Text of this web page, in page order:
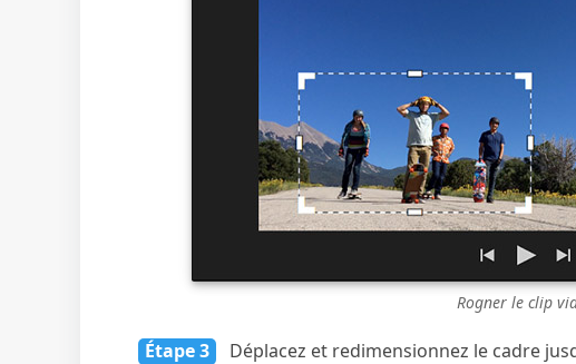
Rogner le clip
Étape 3
Déplacez et redimensionnez le cadre